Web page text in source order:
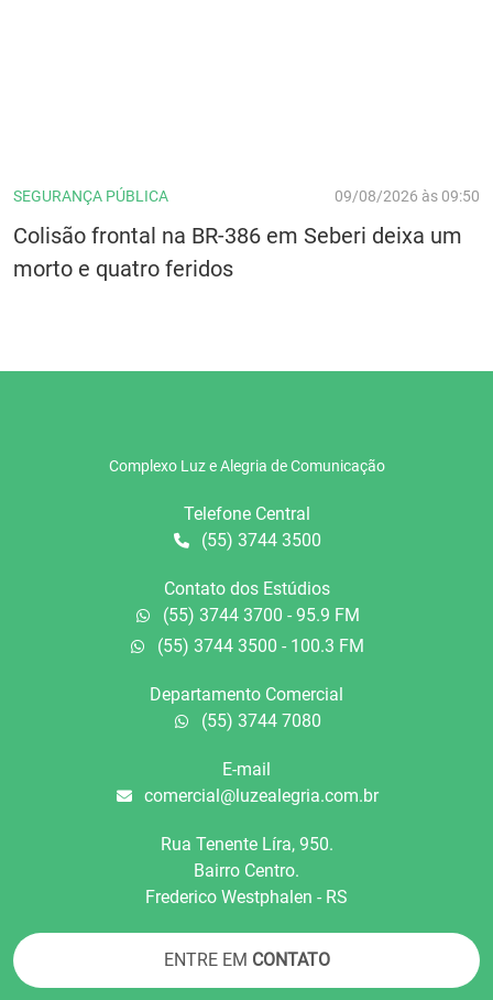
SEGURANÇA PÚBLICA 09/08/2026 às 09:50
Colisão frontal na BR-386 em Seberi deixa um
morto e quatro feridos
Complexo Luz e Alegria de Comunicação
Telefone Central
(55) 3744 3500
Contato dos Estúdios
(55) 3744 3700 - 95.9 FM
(55) 3744 3500 - 100.3 FM
Departamento Comercial
(55) 3744 7080
E-mail
comercial@luzealegria.com.br
Rua Tenente Líra, 950.
Bairro Centro.
Frederico Westphalen - RS
ENTRE EM CONTATO